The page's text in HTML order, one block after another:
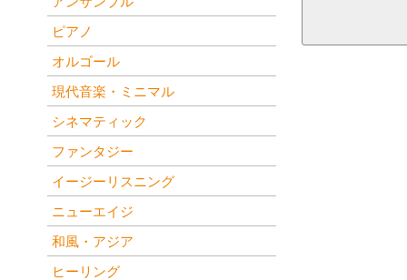
ピアノ
オルゴール
現代音楽・ミニマル
シネマティック
ファンタジー
イージーリスニング
ニューエイジ
和風・アジア
ヒーリング